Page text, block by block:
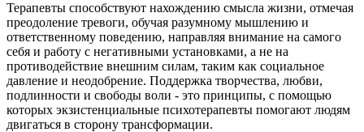
Терапевты способствуют нахождению смысла жизни, отмечая
преодоление тревоги, обучая разумному мышлению и
ответственному поведению, направляя внимание на самого
себя и работу с негативными установками, а не на
противодействие внешним силам, таким как социальное
давление и неодобрение. Поддержка творчества, любви,
подлинности и свободы воли - это принципы, с помощью
которых экзистенциальные психотерапевты помогают людям
двигаться в сторону трансформации.